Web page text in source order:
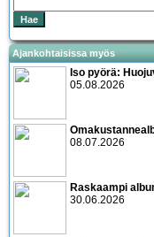
Ajankohtaisissa myös
Iso pyörä:
05.08.2026
08.07.2026
Raskaampi
30.06.2026